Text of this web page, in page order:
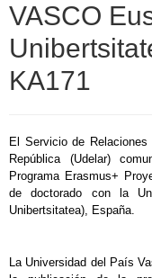
VASCO
KA171
El Servicio de
República (Udelar)
Programa Erasmus+
de doctorado con la
Unibertsitatea), España.
La Universidad del País